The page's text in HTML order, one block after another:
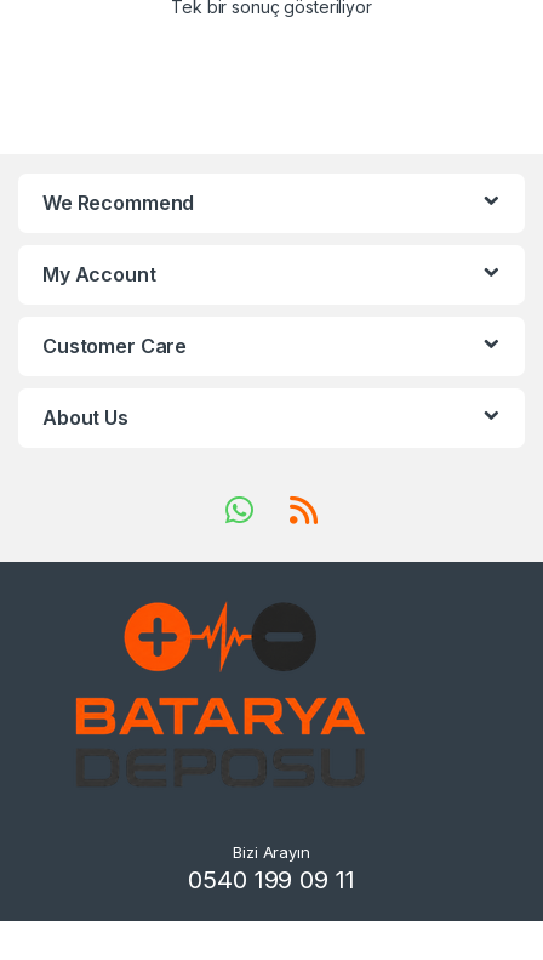
Tek bir sonuç gösteriliyor
We Recommend
My Account
Customer Care
About Us
Bizi Arayın
0540 199 09 11